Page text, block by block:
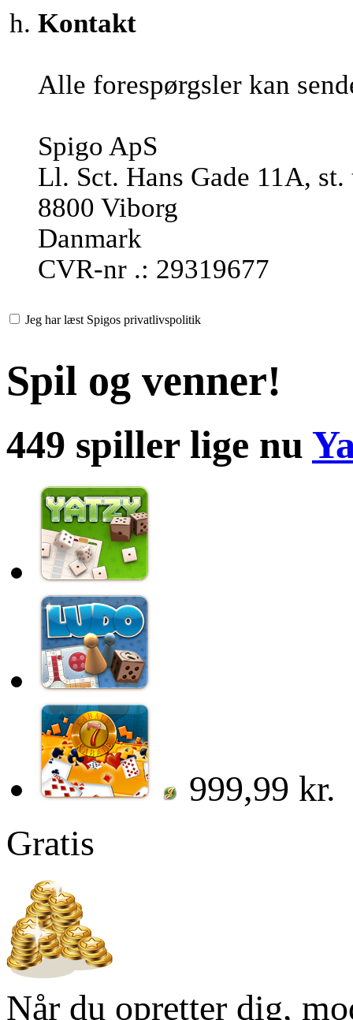
Kontakt
Alle forespørgsler kan
Spigo ApS
Ll. Sct. Hans Gade 11A, st.
8800 Viborg
Danmark
CVR-nr .: 29319677
Jeg har læst Spigos privatlivspolitik
Spil og venner!
449 spiller lige nu
999,99 kr.
Gratis
Når du opretter dig,